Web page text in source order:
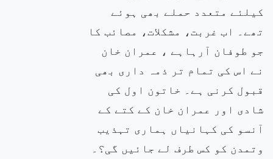
کیلئے متعدد حملے بھی ہوئے
تھے۔ اب غربت، مشکلات، مصائب کا
جو طوفان آرہاہے ، عمران خان
نے اس کی تمام تر ذمہ داری بھی
قبول کرنی ہے۔ خاتون اول کی
شادی اور عمران خان کے کتے کے
آنسو کی کہانیاں ہماری تہذیب
وتمدن کو کس طرف لے جائیں گی؟۔